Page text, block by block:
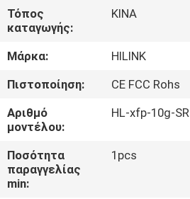
ΜΕ
ΕΜΆΣ
ΕΠΙΣΚΕΨΉ
ΕΡΓΟΣΤΑΣΊΟΥ
ΈΛΕΓΧΟΣ
ΠΟΙΌΤΗΤΑΣ
Τόπος
καταγωγής:
ΚΙΝΑ
Μάρκα:
HILINK
Πιστοποίηση:
CE FCC Rohs
Αριθμό
μοντέλου:
HL-xfp-10g-SR
Ποσότητα
παραγγελίας
min:
1pcs